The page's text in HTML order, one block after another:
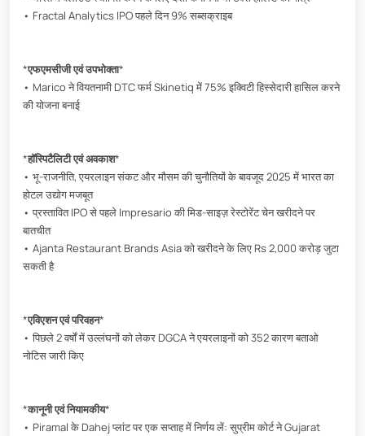
• Fractal Analytics IPO पहले दिन 9% सब्सक्राइब
*एफएमसीजी एवं उपभोक्ता*
• Marico ने वियतनामी DTC फर्म Skinetiq में 75% इक्विटी हिस्सेदारी हासिल करने
की योजना बनाई
*हॉस्पिटैलिटी एवं अवकाश*
• भू-राजनीति, एयरलाइन संकट और मौसम की चुनौतियों के बावजूद 2025 में भारत का
होटल उद्योग मजबूत
• प्रस्तावित IPO से पहले Impresario की मिड-साइज़ रेस्टोरेंट चेन खरीदने पर
बातचीत
• Ajanta Restaurant Brands Asia को खरीदने के लिए Rs 2,000 करोड़ जुटा
सकती है
*एविएशन एवं परिवहन*
• पिछले 2 वर्षों में उल्लंघनों को लेकर DGCA ने एयरलाइनों को 352 कारण बताओ
नोटिस जारी किए
*कानूनी एवं नियामकीय*
• Piramal के Dahej प्लांट पर एक सप्ताह में निर्णय लें: सुप्रीम कोर्ट ने Gujarat